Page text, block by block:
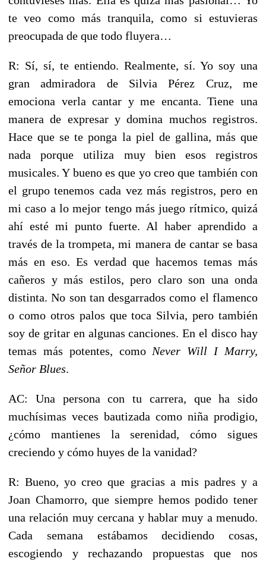
te veo como más tranquila, como si estuvieras
preocupada de que todo fluyera…
R: Sí, sí, te entiendo. Realmente, sí. Yo soy una
gran admiradora de Silvia Pérez Cruz, me
emociona verla cantar y me encanta. Tiene una
manera de expresar y domina muchos registros.
Hace que se te ponga la piel de gallina, más que
nada porque utiliza muy bien esos registros
musicales. Y bueno es que yo creo que también con
el grupo tenemos cada vez más registros, pero en
mi caso a lo mejor tengo más juego rítmico, quizá
ahí esté mi punto fuerte. Al haber aprendido a
través de la trompeta, mi manera de cantar se basa
más en eso. Es verdad que hacemos temas más
cañeros y más estilos, pero claro son una onda
distinta. No son tan desgarrados como el flamenco
o como otros palos que toca Silvia, pero también
soy de gritar en algunas canciones. En el disco hay
temas más potentes, como Never Will I Marry,
Señor Blues.
AC: Una persona con tu carrera, que ha sido
muchísimas veces bautizada como niña prodigio,
¿cómo mantienes la serenidad, cómo sigues
creciendo y cómo huyes de la vanidad?
R: Bueno, yo creo que gracias a mis padres y a
Joan Chamorro, que siempre hemos podido tener
una relación muy cercana y hablar muy a menudo.
Cada semana estábamos decidiendo cosas,
escogiendo y rechazando propuestas que nos